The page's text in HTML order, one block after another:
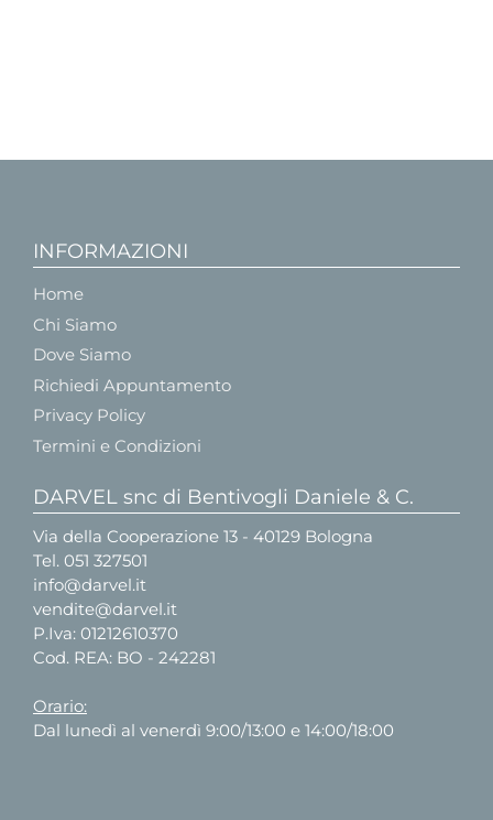
INFORMAZIONI
Home
Chi Siamo
Dove Siamo
Richiedi Appuntamento
Privacy Policy
Termini e Condizioni
DARVEL snc di Bentivogli Daniele & C.
Via della Cooperazione 13 - 40129 Bologna
Tel. 051 327501
info@darvel.it
vendite@darvel.it
P.Iva: 01212610370
Cod. REA: BO - 242281
Orario:
Dal lunedì al venerdì 9:00/13:00 e 14:00/18:00